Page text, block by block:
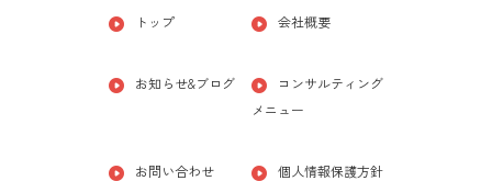
トップ 会社概要
お知らせ&ブログ
コンサルティング
メニュー
お問い合わせ 個人情報保護方針